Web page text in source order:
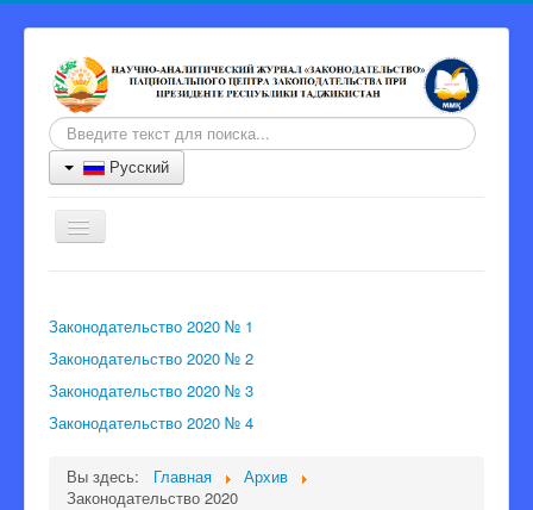
Искать...
Русский
Включить/
выключить
Журнал
Информация для авторов
Порядок рецензии
Контакты
Законодательство 2020 № 1
Законодательство 2020 № 2
Законодательство 2020 № 3
Законодательство 2020 № 4
Вы здесь: Главная
Архив
Законодательство 2020